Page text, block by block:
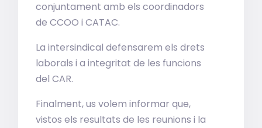
conjuntament amb els coordinadors
de CCOO i CATAC.
La intersindical defensarem els drets
laborals i a integritat de les funcions
del CAR.
Finalment, us volem informar que,
vistos els resultats de les reunions i la